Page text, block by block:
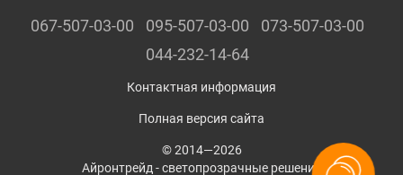
067-507-03-00 095-507-03-00
073-507-03-00
044-232-14-64
Контактная информация
Полная версия сайта
© 2014—2026
Айронтрейд - светопрозрачные решения